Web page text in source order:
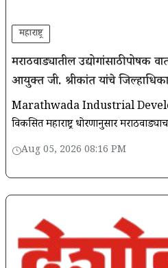
महाराष्ट्र
मराठवाड्यातील उद्योगांसाठी पोषक
आयुक्त जी. श्रीकांत यांचे
Marathwada Industrial
विकसित महाराष्ट्र धोरणानुसार
औद्योगिक विकासाला चालना देणे अत्यावश्यक
Aug 05, 2026 08:16 PM